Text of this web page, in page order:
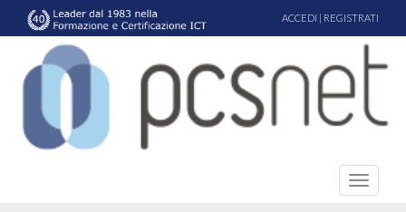
ACCEDI | REGISTRATI